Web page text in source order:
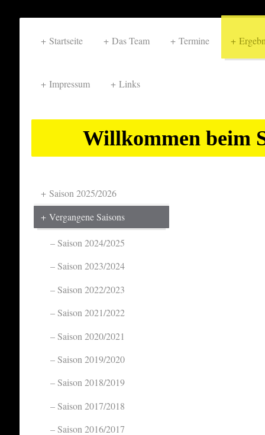
Startseite Das Team Termine
Impressum Links
Willkommen beim
Saison 2025/2026
Vergangene Saisons
Saison 2024/2025
Saison 2023/2024
Saison 2022/2023
Saison 2021/2022
Saison 2020/2021
Saison 2019/2020
Saison 2018/2019
Saison 2017/2018
Saison 2016/2017